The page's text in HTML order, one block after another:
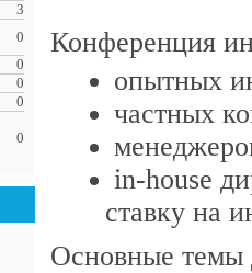
3
0
0
0
0
0
Конференция
опытных
частных
in-house
ставку на
Основные темы